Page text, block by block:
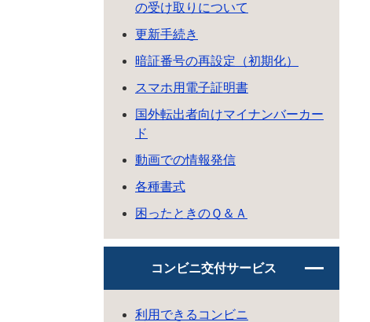
の受け取りについて
更新手続き
暗証番号の再設定（初期化）
スマホ用電子証明書
国外転出者向けマイナンバーカー
ド
動画での情報発信
各種書式
困ったときのＱ＆Ａ
コンビニ交付サービス
利用できるコンビニ